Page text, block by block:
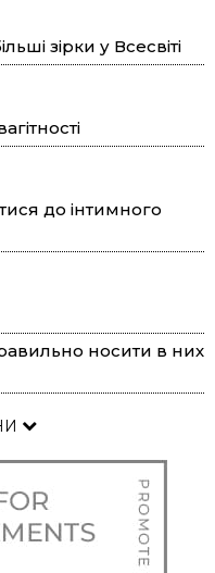
зірки у Всесвіті
до інтимного
носити в них